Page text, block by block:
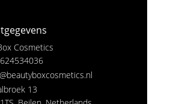
Cosmetics
13